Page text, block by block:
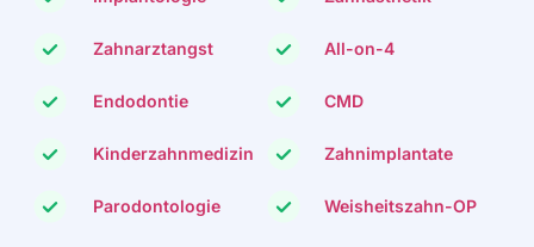
Zahnarztangst
Endodontie
Kinderzahnmedizin
Parodontologie
All-on-4
CMD
Zahnimplantate
Weisheitszahn-OP